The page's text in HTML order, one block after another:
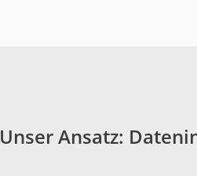
Unser Ansatz: